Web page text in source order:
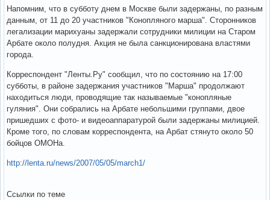
Напомним, что в субботу днем в Москве были задержаны, по разным
данным, от 11 до 20 участников "Конопляного марша". Сторонников
легализации марихуаны задержали сотрудники милиции на Старом
Арбате около полудня. Акция не была санкционирована властями
города.
Корреспондент "Ленты.Ру" сообщил, что по состоянию на 17:00
субботы, в районе задержания участников "Марша" продолжают
находиться люди, проводящие так называемые "конопляные
гуляния". Они собрались на Арбате небольшими группами, двое
пришедших с фото- и видеоаппаратурой были задержаны милицией.
Кроме того, по словам корреспондента, на Арбат стянуто около 50
бойцов ОМОНа.
http://lenta.ru/news/2007/05/05/march1/
Ссылки по теме